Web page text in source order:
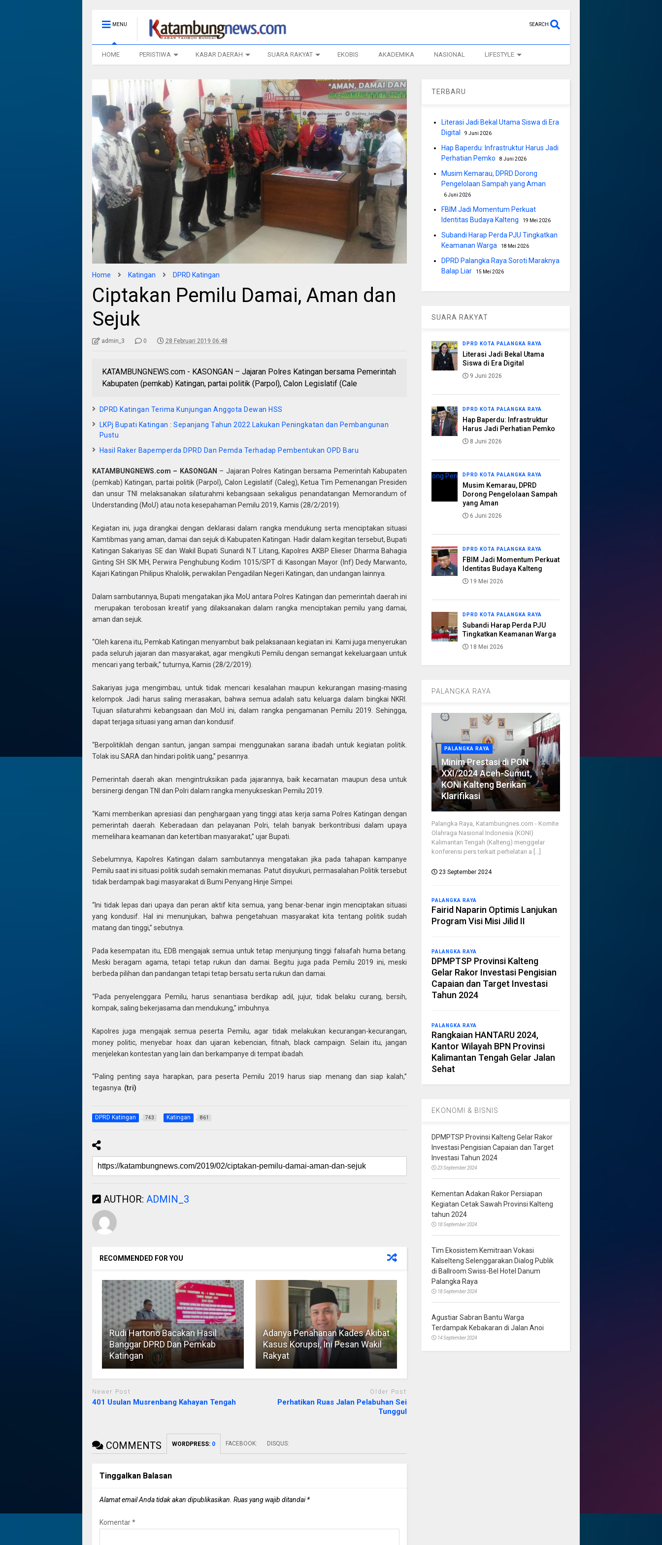
MENU SEARCH
HOME PERISTIWA KABAR DAERAH SUARA RAKYAT EKOBIS AKADEMIKA NASIONAL LIFESTYLE
Home Katingan DPRD Katingan
Ciptakan Pemilu Damai, Aman dan
Sejuk
admin_3 0 28 Februari 2019 06:48
KATAMBUNGNEWS.com - KASONGAN – Jajaran Polres Katingan bersama Pemerintah
Kabupaten (pemkab) Katingan, partai politik (Parpol), Calon Legislatif (Cale
DPRD Katingan Terima Kunjungan Anggota Dewan HSS
LKPj Bupati Katingan : Sepanjang Tahun 2022 Lakukan Peningkatan dan Pembangunan
Pustu
Hasil Raker Bapemperda DPRD Dan Pemda Terhadap Pembentukan OPD Baru
KATAMBUNGNEWS.com – KASONGAN – Jajaran Polres Katingan bersama Pemerintah Kabupaten
(pemkab) Katingan, partai politik (Parpol), Calon Legislatif (Caleg), Ketua Tim Pemenangan Presiden
dan unsur TNI melaksanakan silaturahmi kebangsaan sekaligus penandatangan Memorandum of
Understanding (MoU) atau nota kesepahaman Pemilu 2019, Kamis (28/2/2019).
Kegiatan ini, juga dirangkai dengan deklarasi dalam rangka mendukung serta menciptakan situasi
Kamtibmas yang aman, damai dan sejuk di Kabupaten Katingan. Hadir dalam kegitan tersebut, Bupati
Katingan Sakariyas SE dan Wakil Bupati Sunardi N.T Litang, Kapolres AKBP Elieser Dharma Bahagia
Ginting SH SIK MH, Perwira Penghubung Kodim 1015/SPT di Kasongan Mayor (Inf) Dedy Marwanto,
Kajari Katingan Philipus Khalolik, perwakilan Pengadilan Negeri Katingan, dan undangan lainnya.
Dalam sambutannya, Bupati mengatakan jika MoU antara Polres Katingan dan pemerintah daerah ini
merupakan terobosan kreatif yang dilaksanakan dalam rangka menciptakan pemilu yang damai,
aman dan sejuk.
“Oleh karena itu, Pemkab Katingan menyambut baik pelaksanaan kegiatan ini. Kami juga menyerukan
pada seluruh jajaran dan masyarakat, agar mengikuti Pemilu dengan semangat kekeluargaan untuk
mencari yang terbaik,” tuturnya, Kamis (28/2/2019).
Sakariyas juga mengimbau, untuk tidak mencari kesalahan maupun kekurangan masing-masing
kelompok. Jadi harus saling merasakan, bahwa semua adalah satu keluarga dalam bingkai NKRI.
Tujuan silaturahmi kebangsaan dan MoU ini, dalam rangka pengamanan Pemilu 2019. Sehingga,
dapat terjaga situasi yang aman dan kondusif.
“Berpolitiklah dengan santun, jangan sampai menggunakan sarana ibadah untuk kegiatan politik.
Tolak isu SARA dan hindari politik uang,” pesannya.
Pemerintah daerah akan mengintruksikan pada jajarannya, baik kecamatan maupun desa untuk
bersinergi dengan TNI dan Polri dalam rangka menyukseskan Pemilu 2019.
“Kami memberikan apresiasi dan penghargaan yang tinggi atas kerja sama Polres Katingan dengan
pemerintah daerah. Keberadaan dan pelayanan Polri, telah banyak berkontribusi dalam upaya
memelihara keamanan dan ketertiban masyarakat,” ujar Bupati.
Sebelumnya, Kapolres Katingan dalam sambutannya mengatakan jika pada tahapan kampanye
Pemilu saat ini situasi politik sudah semakin memanas. Patut disyukuri, permasalahan Politik tersebut
tidak berdampak bagi masyarakat di Bumi Penyang Hinje Simpei.
“Ini tidak lepas dari upaya dan peran aktif kita semua, yang benar-benar ingin menciptakan situasi
yang kondusif. Hal ini menunjukan, bahwa pengetahuan masyarakat kita tentang politik sudah
matang dan tinggi,” sebutnya.
Pada kesempatan itu, EDB mengajak semua untuk tetap menjunjung tinggi falsafah huma betang.
Meski beragam agama, tetapi tetap rukun dan damai. Begitu juga pada Pemilu 2019 ini, meski
berbeda pilihan dan pandangan tetapi tetap bersatu serta rukun dan damai.
“Pada penyelenggara Pemilu, harus senantiasa berdikap adil, jujur, tidak belaku curang, bersih,
kompak, saling bekerjasama dan mendukung,” imbuhnya.
Kapolres juga mengajak semua peserta Pemilu, agar tidak melakukan kecurangan-kecurangan,
money politic, menyebar hoax dan ujaran kebencian, fitnah, black campaign. Selain itu, jangan
menjelekan kontestan yang lain dan berkampanye di tempat ibadah.
“Paling penting saya harapkan, para peserta Pemilu 2019 harus siap menang dan siap kalah,”
tegasnya. (tri)
DPRD Katingan 743 Katingan 861
AUTHOR: ADMIN_3
RECOMMENDED FOR YOU
Rudi Hartono Bacakan Hasil
Banggar DPRD Dan Pemkab
Katingan
Adanya Penahanan Kades Akibat
Kasus Korupsi, Ini Pesan Wakil
Rakyat
Newer Post
401 Usulan Musrenbang Kahayan Tengah
Older Post
Perhatikan Ruas Jalan Pelabuhan Sei
Tunggul
COMMENTS WORDPRESS: 0 FACEBOOK: DISQUS:
Tinggalkan Balasan
Alamat email Anda tidak akan dipublikasikan. Ruas yang wajib ditandai*
Komentar*
TERBARU
Literasi Jadi Bekal Utama Siswa di Era
Digital
9 Juni 2026
Hap Baperdu: Infrastruktur Harus Jadi
Perhatian Pemko
8 Juni 2026
Musim Kemarau, DPRD Dorong
Pengelolaan Sampah yang Aman
6 Juni 2026
FBIM Jadi Momentum Perkuat
Identitas Budaya Kalteng
19 Mei 2026
Subandi Harap Perda PJU Tingkatkan
Keamanan Warga
18 Mei 2026
DPRD Palangka Raya Soroti Maraknya
Balap Liar
15 Mei 2026
SUARA RAKYAT
DPRD KOTA PALANGKA RAYA
Literasi Jadi Bekal Utama
Siswa di Era Digital
9 Juni 2026
DPRD KOTA PALANGKA RAYA
Hap Baperdu: Infrastruktur
Harus Jadi Perhatian Pemko
8 Juni 2026
DPRD KOTA PALANGKA RAYA
Musim Kemarau, DPRD
Dorong Pengelolaan Sampah
yang Aman
6 Juni 2026
DPRD KOTA PALANGKA RAYA
FBIM Jadi Momentum Perkuat
Identitas Budaya Kalteng
19 Mei 2026
DPRD KOTA PALANGKA RAYA
Subandi Harap Perda PJU
Tingkatkan Keamanan Warga
18 Mei 2026
PALANGKA RAYA
PALANGKA RAYA
Minim Prestasi di PON
XXI/2024 Aceh-Sumut,
KONI Kalteng Berikan
Klarifikasi
Palangka Raya, Katambungnes.com - Komite
Olahraga Nasional Indonesia (KONI)
Kalimantan Tengah (Kalteng) menggelar
konferensi pers terkait perhelatan a [...]
23 September 2024
PALANGKA RAYA
Fairid Naparin Optimis Lanjukan
Program Visi Misi Jilid II
PALANGKA RAYA
DPMPTSP Provinsi Kalteng
Gelar Rakor Investasi Pengisian
Capaian dan Target Investasi
Tahun 2024
PALANGKA RAYA
Rangkaian HANTARU 2024,
Kantor Wilayah BPN Provinsi
Kalimantan Tengah Gelar Jalan
Sehat
EKONOMI & BISNIS
DPMPTSP Provinsi Kalteng Gelar Rakor
Investasi Pengisian Capaian dan Target
Investasi Tahun 2024
23 September 2024
Kementan Adakan Rakor Persiapan
Kegiatan Cetak Sawah Provinsi Kalteng
tahun 2024
18 September 2024
Tim Ekosistem Kemitraan Vokasi
Kalselteng Selenggarakan Dialog Publik
di Ballroom Swiss-Bel Hotel Danum
Palangka Raya
18 September 2024
Agustiar Sabran Bantu Warga
Terdampak Kebakaran di Jalan Anoi
14 September 2024